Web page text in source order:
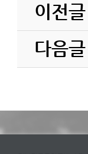
이전글
다음글